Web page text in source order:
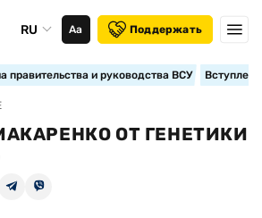
RU Аа Поддержать
правительства и руководства ВСУ
ОТ ГЕНЕТИКИ